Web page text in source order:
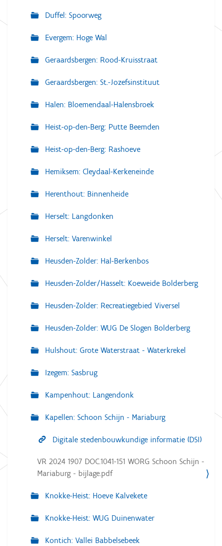
Duffel: Spoorweg
Evergem: Hoge Wal
Geraardsbergen: Rood-Kruisstraat
Geraardsbergen: St.-Jozefsinstituut
Halen: Bloemendaal-Halensbroek
Heist-op-den-Berg: Putte Beemden
Heist-op-den-Berg: Rashoeve
Hemiksem: Cleydaal-Kerkeneinde
Herenthout: Binnenheide
Herselt: Langdonken
Herselt: Varenwinkel
Heusden-Zolder: Hal-Berkenbos
Heusden-Zolder/Hasselt: Koeweide Bolderberg
Heusden-Zolder: Recreatiegebied Viversel
Heusden-Zolder: WUG De Slogen Bolderberg
Hulshout: Grote Waterstraat - Waterkrekel
Izegem: Sasbrug
Kampenhout: Langendonk
Kapellen: Schoon Schijn - Mariaburg
Digitale stedenbouwkundige informatie (DSI)
VR 2024 1907 DOC.1041-151 WORG Schoon Schijn -
Mariaburg - bijlage.pdf
Knokke-Heist: Hoeve Kalvekete
Knokke-Heist: WUG Duinenwater
Kontich: Vallei Babbelsebeek